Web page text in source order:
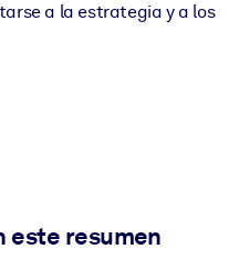
a la estrategia y a los
este resumen